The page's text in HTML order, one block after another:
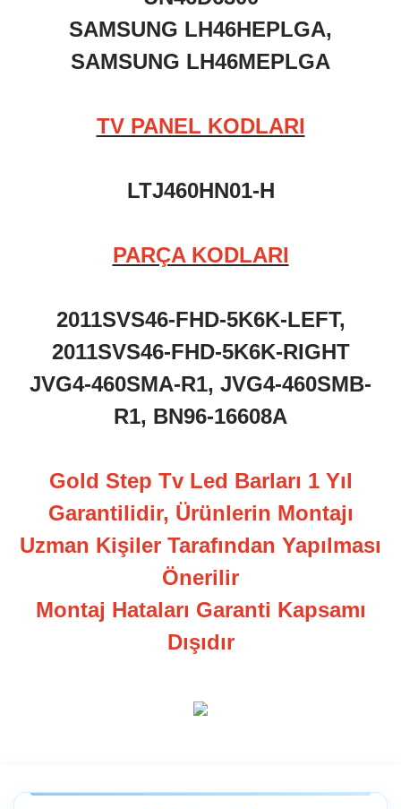
SAMSUNG LH46HEPLGA,
SAMSUNG LH46MEPLGA
TV PANEL KODLARI
LTJ460HN01-H
PARÇA KODLARI
2011SVS46-FHD-5K6K-LEFT,
2011SVS46-FHD-5K6K-RIGHT
JVG4-460SMA-R1, JVG4-460SMB-
R1, BN96-16608A
Gold Step Tv Led Barları 1 Yıl
Garantilidir, Ürünlerin Montajı
Uzman Kişiler Tarafından Yapılması
Önerilir
Montaj Hataları Garanti Kapsamı
Dışıdır